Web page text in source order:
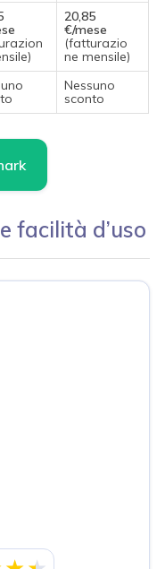
20,85
€/mese
(fatturazio
ne mensile)
Nessuno
sconto
facilità d’uso